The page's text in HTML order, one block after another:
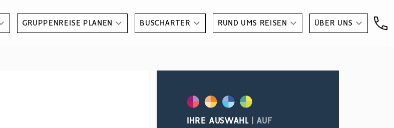
GRUPPENREISE PLANEN BUSCHARTER RUND UMS REISEN ÜBER UNS
IHRE AUSWAHL
AUF